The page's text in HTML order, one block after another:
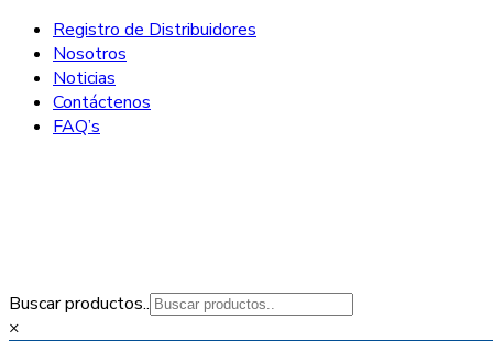
Registro de Distribuidores
Nosotros
Noticias
Contáctenos
FAQ’s
Buscar productos..
×